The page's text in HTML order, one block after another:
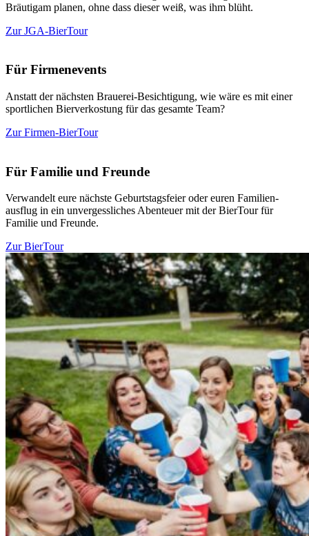
Bräu­tigam planen, ohne dass dieser weiß, was ihm blüht.
Zur JGA-BierTour
Für Fir­men­events
Anstatt der nächsten Brauerei-Besich­tigung, wie wäre es mit einer
sport­lichen Bier­ver­kostung für das gesamte Team?
Zur Firmen-BierTour
Für Familie und Freunde
Ver­wandelt eure nächste Geburts­tags­feier oder euren Fami­li­en­
ausflug in ein unver­gess­liches Aben­teuer mit der BierTour für
Familie und Freunde.
Zur BierTour